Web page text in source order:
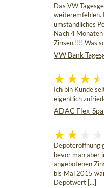
Das VW
weiteremfehlen.
umständliches
Nach 4
Zinsen.!!!! Was
VW Bank
Ich bin Kunde
eigentlich
ADAC Flex-
Depoteröffnung
bevor man aber
angebotenen
bis Mai 2015
Depotwert [...]